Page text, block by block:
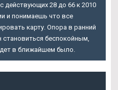
действующих 28 до 66 к 2010
и понимаешь что все
карту. Опора в ранний
становиться беспокойным,
в ближайшем было.